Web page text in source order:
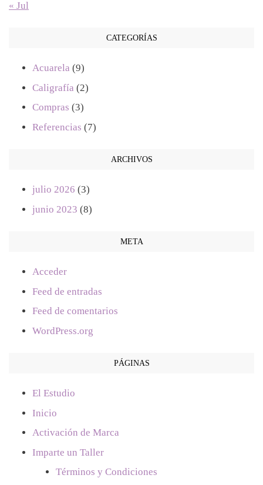
« Jul
CATEGORÍAS
Acuarela (9)
Caligrafía (2)
Compras (3)
Referencias (7)
ARCHIVOS
julio 2026 (3)
junio 2023 (8)
META
Acceder
Feed de entradas
Feed de comentarios
WordPress.org
PÁGINAS
El Estudio
Inicio
Activación de Marca
Imparte un Taller
Términos y Condiciones